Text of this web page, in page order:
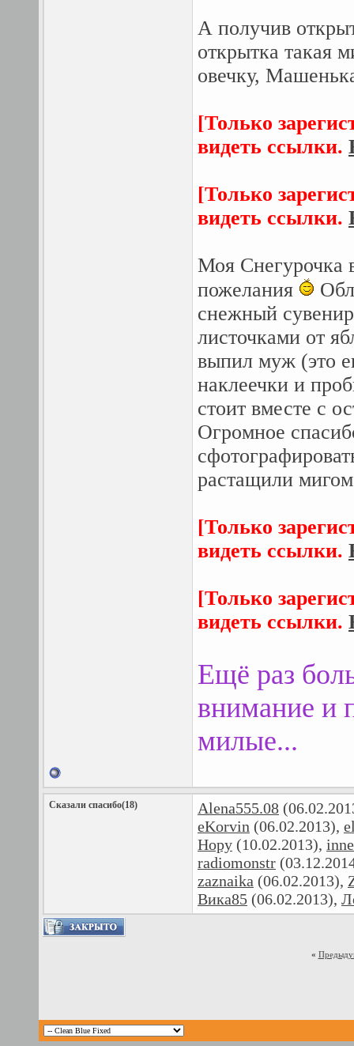
А получив
открытка такая
овечку,
[Только
видеть ссылки.
[Только
видеть ссылки.
Моя Снегурочка
пожелания
снежный
листочками от
выпил муж (это
наклеечки и
стоит вместе с
Огромное
растащили
[Только
видеть ссылки.
[Только
видеть ссылки.
Ещё раз
внимание и
милые...
Сказали спасибо(18) Alena555.08
eKorvin (06.02.2013),
Hopy (10.02.2013),
radiomonstr
zaznaika (06.02.2013),
Вика85 (06.02.2013),
«